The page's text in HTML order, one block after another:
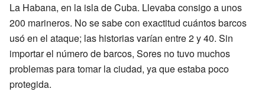
La Habana, en la isla de Cuba. Llevaba consigo a unos
200 marineros. No se sabe con exactitud cuántos barcos
usó en el ataque; las historias varían entre 2 y 40. Sin
importar el número de barcos, Sores no tuvo muchos
problemas para tomar la ciudad, ya que estaba poco
protegida.